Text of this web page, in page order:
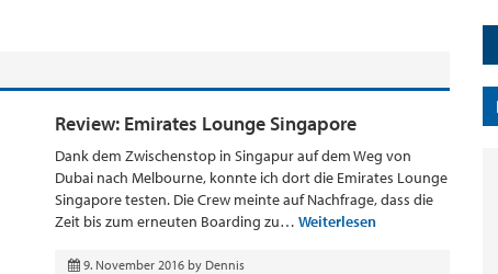
Review: Emirates Lounge Singapore
Dank dem Zwischenstop in Singapur auf dem Weg von
Dubai nach Melbourne, konnte ich dort die Emirates Lounge
Singapore testen. Die Crew meinte auf Nachfrage, dass die
Zeit bis zum erneuten Boarding zu… Weiterlesen
9. November 2016 by Dennis